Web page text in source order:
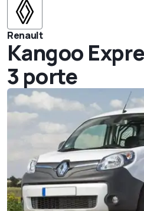
Renault
Kangoo
3 porte